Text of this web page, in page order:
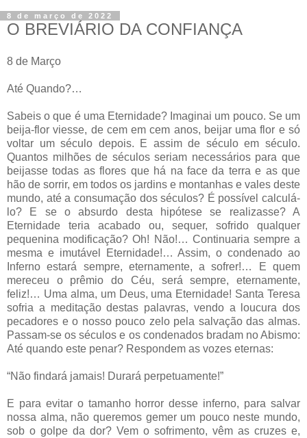
8 de março de 2022
O BREVIÁRIO DA CONFIANÇA
8 de Março
Até Quando?…
Sabeis o que é uma Eternidade? Imaginai um pouco. Se um
beija-flor viesse, de cem em cem anos, beijar uma flor e só
voltar um século depois. E assim de século em século.
Quantos milhões de séculos seriam necessários para que
beijasse todas as flores que há na face da terra e as que
hão de sorrir, em todos os jardins e montanhas e vales deste
mundo, até a consumação dos séculos? É possível calculá-
lo? E se o absurdo desta hipótese se realizasse? A
Eternidade teria acabado ou, sequer, sofrido qualquer
pequenina modificação? Oh! Não!… Continuaria sempre a
mesma e imutável Eternidade!… Assim, o condenado ao
Inferno estará sempre, eternamente, a sofrer!… E quem
mereceu o prêmio do Céu, será sempre, eternamente,
feliz!… Uma alma, um Deus, uma Eternidade! Santa Teresa
sofria a meditação destas palavras, vendo a loucura dos
pecadores e o nosso pouco zelo pela salvação das almas.
Passam-se os séculos e os condenados bradam no Abismo:
Até quando este penar? Respondem as vozes eternas:
“Não findará jamais! Durará perpetuamente!”
E para evitar o tamanho horror desse inferno, para salvar
nossa alma, não queremos gemer um pouco neste mundo,
sob o golpe da dor? Vem o sofrimento, vêm as cruzes e,